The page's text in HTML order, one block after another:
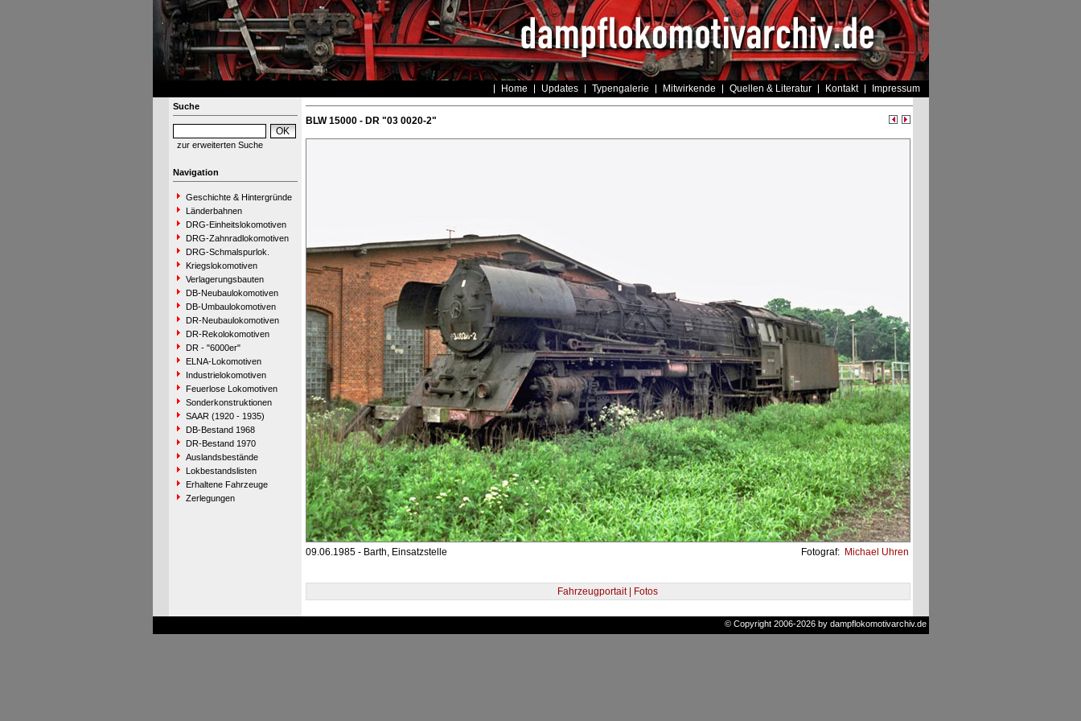
Home Updates Typengalerie Mitwirkende Quellen & Literatur Kontakt Impressum
Suche
zur erweiterten Suche
Navigation
Geschichte & Hintergründe
Länderbahnen
DRG-Einheitslokomotiven
DRG-Zahnradlokomotiven
DRG-Schmalspurlok.
Kriegslokomotiven
Verlagerungsbauten
DB-Neubaulokomotiven
DB-Umbaulokomotiven
DR-Neubaulokomotiven
DR-Rekolokomotiven
DR - "6000er"
ELNA-Lokomotiven
Industrielokomotiven
Feuerlose Lokomotiven
Sonderkonstruktionen
SAAR (1920 - 1935)
DB-Bestand 1968
DR-Bestand 1970
Auslandsbestände
Lokbestandslisten
Erhaltene Fahrzeuge
Zerlegungen
BLW 15000 - DR "03 0020-2"
09.06.1985 - Barth, Einsatzstelle Fotograf: Michael Uhren
Fahrzeugportait | Fotos
© Copyright 2006-2026 by dampflokomotivarchiv.de